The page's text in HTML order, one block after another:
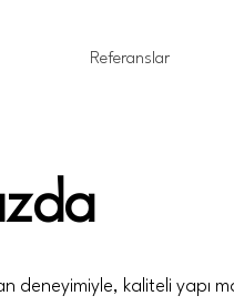
Referanslar
deneyimiyle, kaliteli yapı